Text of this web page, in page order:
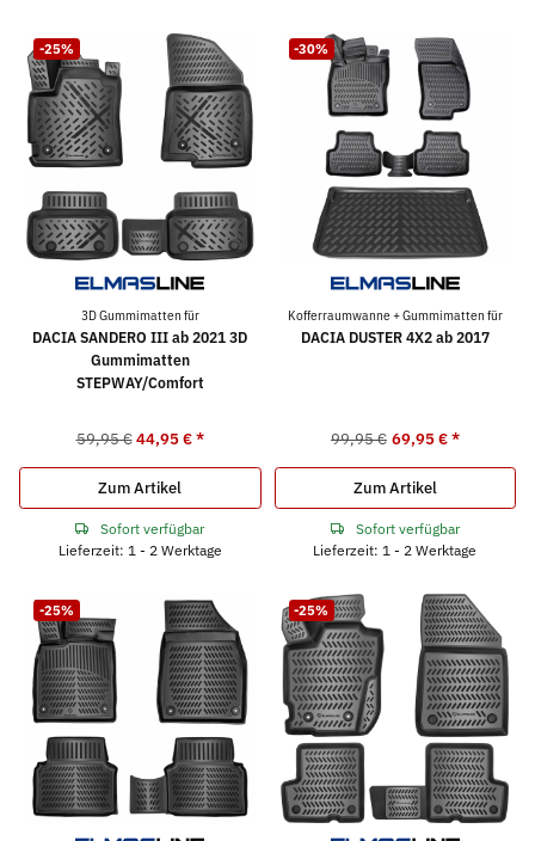
-25%
3D Gummimatten für
DACIA SANDERO III ab 2021 3D
Gummimatten
STEPWAY/Comfort
59,95 € 44,95 €*
Zum Artikel
Sofort verfügbar
Lieferzeit: 1 - 2 Werktage
-30%
Kofferraumwanne + Gummimatten für
DACIA DUSTER 4X2 ab 2017
99,95 € 69,95 €*
Zum Artikel
Sofort verfügbar
Lieferzeit: 1 - 2 Werktage
-25% -25%